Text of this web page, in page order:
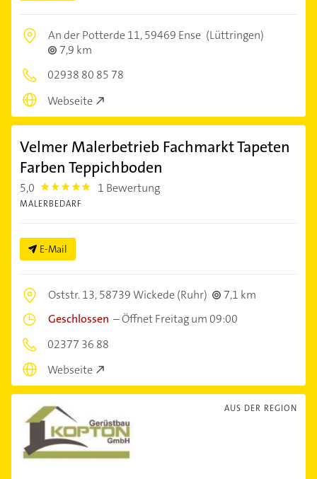
An der Potterde 11,59469 Ense (Lüttringen)
7,9 km
02938 80 85 78
Webseite
Velmer Malerbetrieb Fachmarkt Tapeten
Farben Teppichboden
5,0 5.0 1 Bewertung
MALERBEDARF
E-Mail
Oststr. 13,58739 Wickede (Ruhr)
7,1 km
Geschlossen –Öffnet Freitag um 09:00
02377 36 88
Webseite
AUS DER REGION